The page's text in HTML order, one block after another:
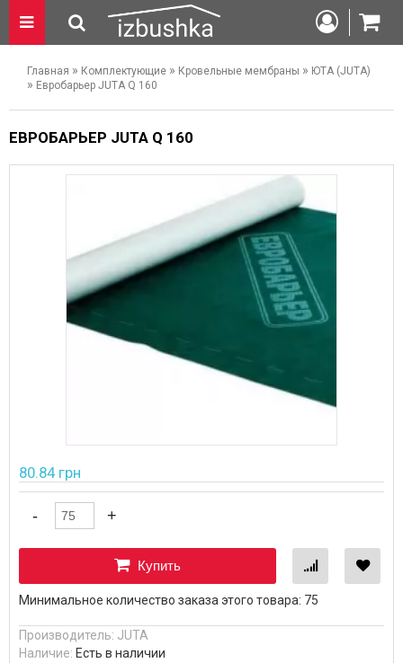
Главная » Комплектующие » Кровельные мембраны » ЮТА (JUTA)
» Евробарьер JUTA Q 160
ЕВРОБАРЬЕР JUTA Q 160
80.84 грн
Купить
Минимальное количество заказа этого товара: 75
Производитель: JUTA
Наличие: Есть в наличии